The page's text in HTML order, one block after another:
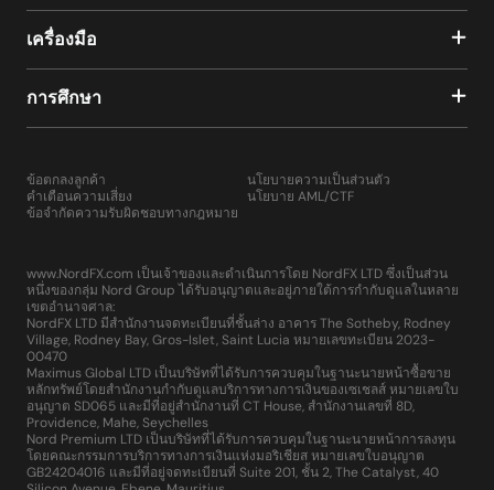
เครื่องมือ
การศึกษา
ข้อตกลงลูกค้า
คำเตือนความเสี่ยง
ข้อจำกัดความรับผิดชอบทางกฎหมาย
นโยบายความเป็นส่วนตัว
นโยบาย AML/CTF
www.NordFX.com เป็นเจ้าของและดำเนินการโดย NordFX LTD ซึ่งเป็นส่วน
หนึ่งของกลุ่ม Nord Group ได้รับอนุญาตและอยู่ภายใต้การกำกับดูแลในหลาย
เขตอำนาจศาล:
NordFX LTD มีสำนักงานจดทะเบียนที่ชั้นล่าง อาคาร The Sotheby, Rodney
Village, Rodney Bay, Gros-Islet, Saint Lucia หมายเลขทะเบียน 2023-
00470
Maximus Global LTD เป็นบริษัทที่ได้รับการควบคุมในฐานะนายหน้าซื้อขาย
หลักทรัพย์โดยสำนักงานกำกับดูแลบริการทางการเงินของเซเชลส์ หมายเลขใบ
อนุญาต SD065 และมีที่อยู่สำนักงานที่ CT House, สำนักงานเลขที่ 8D,
Providence, Mahe, Seychelles
Nord Premium LTD เป็นบริษัทที่ได้รับการควบคุมในฐานะนายหน้าการลงทุน
โดยคณะกรรมการบริการทางการเงินแห่งมอริเชียส หมายเลขใบอนุญาต
GB24204016 และมีที่อยู่จดทะเบียนที่ Suite 201, ชั้น 2, The Catalyst, 40